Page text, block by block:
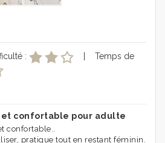
:
| Temps de
confortable pour adulte
confortable..
pratique tout en restant féminin.